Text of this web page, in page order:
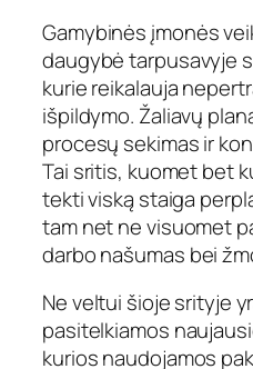
Gamybinės įmonės
daugybė tarpusavyje
kurie reikalauja
išpildymo. Žaliavų
procesų sekimas ir
Tai sritis, kuomet bet
tekti viską staiga
tam net ne visuomet
darbo našumas bei
Ne veltui šioje srityje
pasitelkiamos
kurios naudojamos